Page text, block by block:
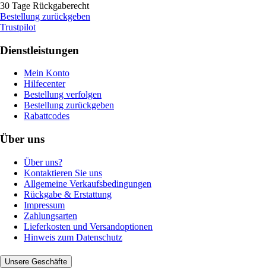
30 Tage Rückgaberecht
Bestellung zurückgeben
Trustpilot
Dienstleistungen
Mein Konto
Hilfecenter
Bestellung verfolgen
Bestellung zurückgeben
Rabattcodes
Über uns
Über uns?
Kontaktieren Sie uns
Allgemeine Verkaufsbedingungen
Rückgabe & Erstattung
Impressum
Zahlungsarten
Lieferkosten und Versandoptionen
Hinweis zum Datenschutz
Unsere Geschäfte